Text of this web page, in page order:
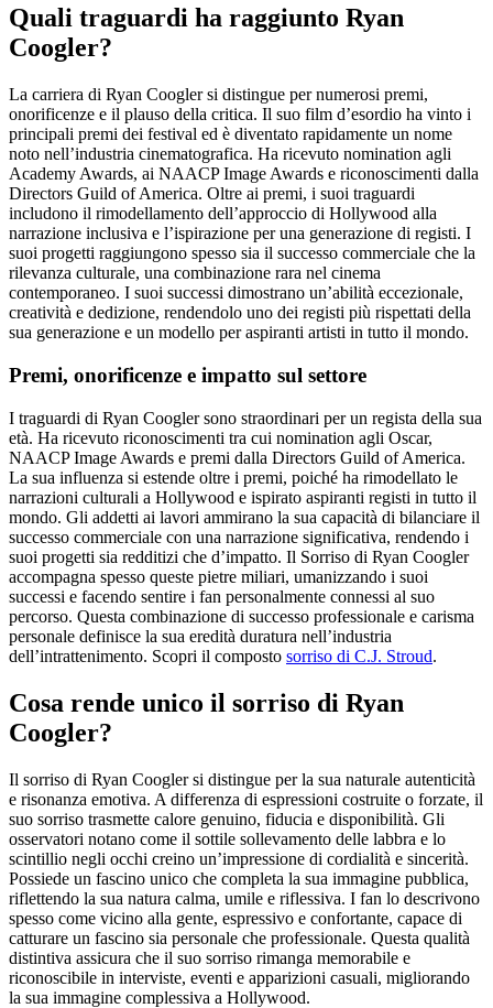
Quali traguardi ha raggiunto Ryan
Coogler?
La carriera di Ryan Coogler si distingue per numerosi premi,
onorificenze e il plauso della critica. Il suo film d’esordio ha vinto i
principali premi dei festival ed è diventato rapidamente un nome
noto nell’industria cinematografica. Ha ricevuto nomination agli
Academy Awards, ai NAACP Image Awards e riconoscimenti dalla
Directors Guild of America. Oltre ai premi, i suoi traguardi
includono il rimodellamento dell’approccio di Hollywood alla
narrazione inclusiva e l’ispirazione per una generazione di registi. I
suoi progetti raggiungono spesso sia il successo commerciale che la
rilevanza culturale, una combinazione rara nel cinema
contemporaneo. I suoi successi dimostrano un’abilità eccezionale,
creatività e dedizione, rendendolo uno dei registi più rispettati della
sua generazione e un modello per aspiranti artisti in tutto il mondo.
Premi, onorificenze e impatto sul settore
I traguardi di Ryan Coogler sono straordinari per un regista della sua
età. Ha ricevuto riconoscimenti tra cui nomination agli Oscar,
NAACP Image Awards e premi dalla Directors Guild of America.
La sua influenza si estende oltre i premi, poiché ha rimodellato le
narrazioni culturali a Hollywood e ispirato aspiranti registi in tutto il
mondo. Gli addetti ai lavori ammirano la sua capacità di bilanciare il
successo commerciale con una narrazione significativa, rendendo i
suoi progetti sia redditizi che d’impatto. Il Sorriso di Ryan Coogler
accompagna spesso queste pietre miliari, umanizzando i suoi
successi e facendo sentire i fan personalmente connessi al suo
percorso. Questa combinazione di successo professionale e carisma
personale definisce la sua eredità duratura nell’industria
dell’intrattenimento. Scopri il composto sorriso di C.J. Stroud.
Cosa rende unico il sorriso di Ryan
Coogler?
Il sorriso di Ryan Coogler si distingue per la sua naturale autenticità
e risonanza emotiva. A differenza di espressioni costruite o forzate, il
suo sorriso trasmette calore genuino, fiducia e disponibilità. Gli
osservatori notano come il sottile sollevamento delle labbra e lo
scintillio negli occhi creino un’impressione di cordialità e sincerità.
Possiede un fascino unico che completa la sua immagine pubblica,
riflettendo la sua natura calma, umile e riflessiva. I fan lo descrivono
spesso come vicino alla gente, espressivo e confortante, capace di
catturare un fascino sia personale che professionale. Questa qualità
distintiva assicura che il suo sorriso rimanga memorabile e
riconoscibile in interviste, eventi e apparizioni casuali, migliorando
la sua immagine complessiva a Hollywood.